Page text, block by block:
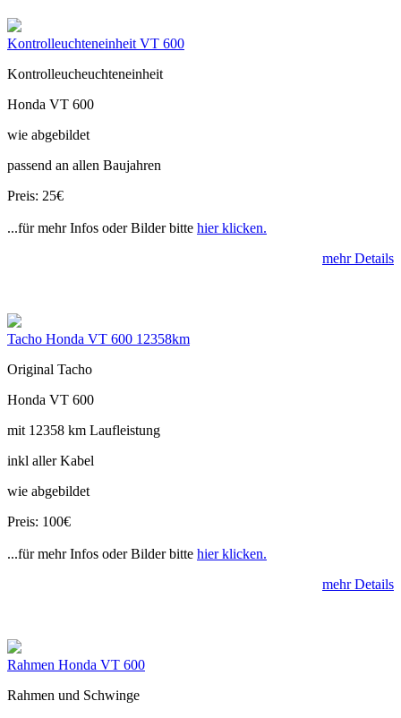
Kontrolleuchteneinheit VT 600
Kontrolleucheuchteneinheit
Honda VT 600
wie abgebildet
passend an allen Baujahren
Preis: 25€
...für mehr Infos oder Bilder bitte hier klicken.
mehr Details
Tacho Honda VT 600 12358km
Original Tacho
Honda VT 600
mit 12358 km Laufleistung
inkl aller Kabel
wie abgebildet
Preis: 100€
...für mehr Infos oder Bilder bitte hier klicken.
mehr Details
Rahmen Honda VT 600
Rahmen und Schwinge